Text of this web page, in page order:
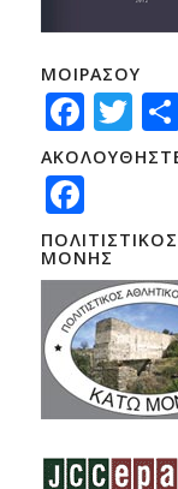
ΜΟΙΡΑΣΟΥ
ΜΟΝΗΣ